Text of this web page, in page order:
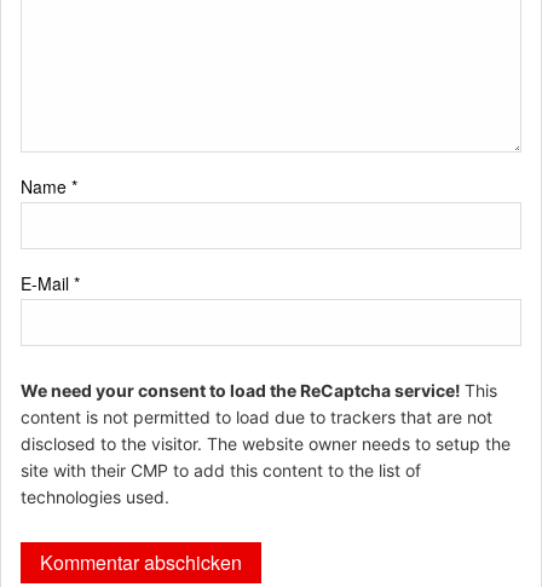
Name *
E-Mail *
We need your consent to load the ReCaptcha service! This
content is not permitted to load due to trackers that are not
disclosed to the visitor. The website owner needs to setup the
site with their CMP to add this content to the list of
technologies used.